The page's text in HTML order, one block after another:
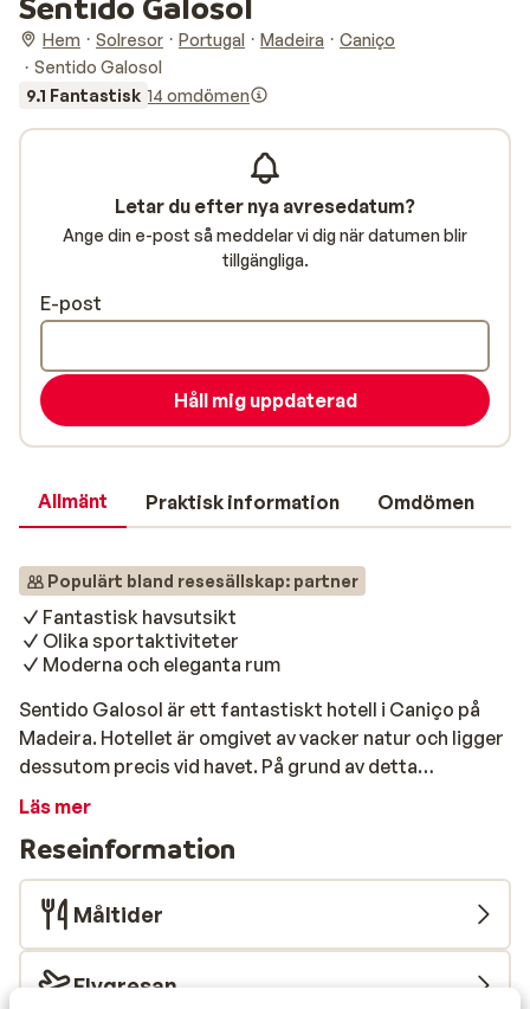
Hem Solresor Portugal Madeira
Caniço
Sentido Galosol
9.1 Fantastisk 14 omdömen
Allmänt Praktisk information Omdömen
Populärt bland resesällskap: partner
Fantastisk havsutsikt
Olika sportaktiviteter
Moderna och eleganta rum
Sentido Galosol är ett fantastiskt hotell i Caniço på
Madeira. Hotellet är omgivet av vacker natur och ligger
dessutom precis vid havet. På grund av detta
fantastiska läge kan du njuta av imponerande vyer här.
Det finns en bufférestaurang, en pizzeria och en
restaurang som serverar de godaste fiskrätterna. Det
bästa sättet att avsluta en solig dag är med en tropisk
cocktail på Capoeira Pub. Hotellet har prydliga rum
som är stilfullt inredda. Squash, basket och volleyboll
är bara några av de sportaktiviteter du kan njuta av här.
Läs mer
Reseinformation
Måltider
Flygresan
Letar du efter nya avresedatum?
Ange din e-post så meddelar vi dig när datumen blir
tillgängliga.
E-post
Håll mig uppdaterad